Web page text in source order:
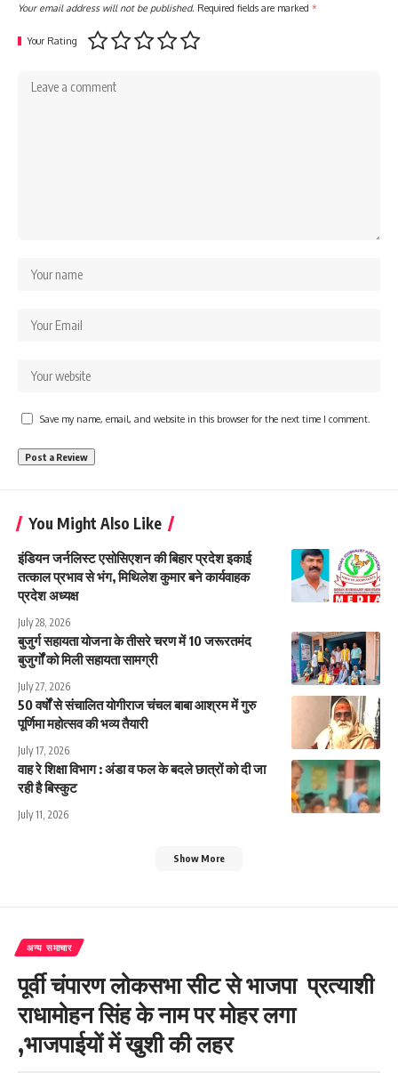
Your email address will not be published. Required fields are marked *
Your Rating
Save my name, email, and website in this browser for the next time I comment.
You Might Also Like
इंडियन जर्नलिस्ट एसोसिएशन की बिहार प्रदेश इकाई
तत्काल प्रभाव से भंग, मिथिलेश कुमार बने कार्यवाहक
प्रदेश अध्यक्ष
July 28, 2026
बुजुर्ग सहायता योजना के तीसरे चरण में 10 जरूरतमंद
बुजुर्गों को मिली सहायता सामग्री
July 27, 2026
50 वर्षों से संचालित योगीराज चंचल बाबा आश्रम में गुरु
पूर्णिमा महोत्सव की भव्य तैयारी
July 17, 2026
वाह रे शिक्षा विभाग : अंडा व फल के बदले छात्रों को दी जा
रही है बिस्कुट
July 11, 2026
Show More
अन्य समाचार
पूर्वी चंपारण लोकसभा सीट से भाजपा प्रत्याशी
राधामोहन सिंह के नाम पर मोहर लगा
,भाजपाईयों में खुशी की लहर